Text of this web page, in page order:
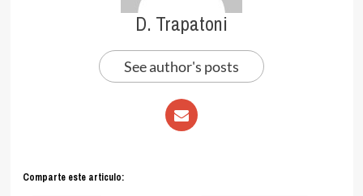
D. Trapatoni
See author's posts
Comparte este articulo: